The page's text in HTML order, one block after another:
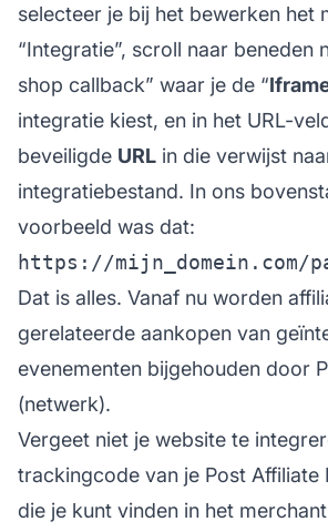
selecteer je bij het bewerken het
“Integratie”, scroll naar beneden
shop callback” waar je de “
integratie kiest, en in het URL-
beveiligde URL in die verwijst
integratiebestand. In ons
voorbeeld was dat:
https://mijn_domein.com/
Dat is alles. Vanaf nu worden
gerelateerde aankopen van
evenementen bijgehouden door
(netwerk).
Vergeet niet je website te
trackingcode van je Post Affiliate
die je kunt vinden in het